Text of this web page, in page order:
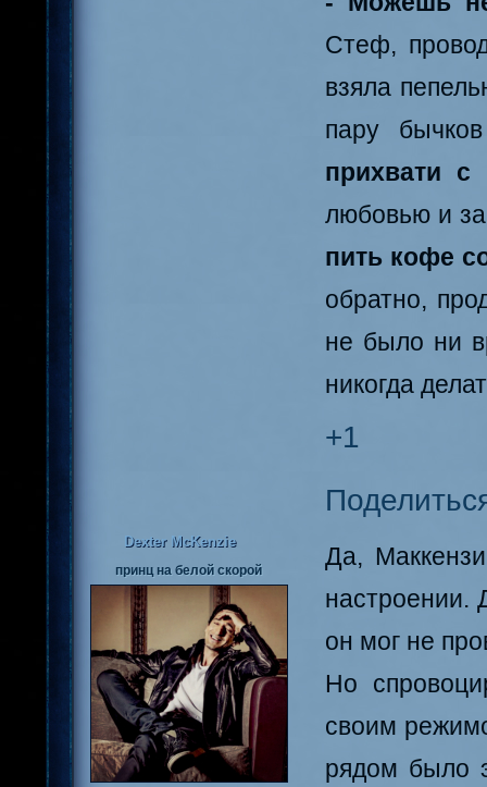
Стеф,
взяла
пару
прихвати
любовью и
пить кофе
обратно,
не было ни
никогда
+1
Dexter McKenzie
принц на белой скорой
Да,
настроении.
он мог не
Но
своим
рядом было